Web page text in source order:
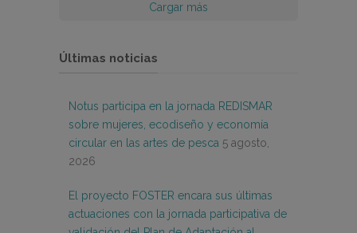
Cargar más
Últimas noticias
Notus participa en la jornada REDISMAR
sobre mujeres, ecodiseño y economía
circular en las artes de pesca 5 agosto,
2026
El proyecto FOSTER encara sus últimas
actuaciones con la jornada participativa de